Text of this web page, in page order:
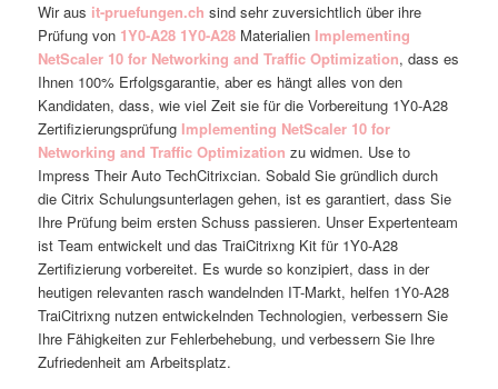
Wir aus it-pruefungen.ch sind sehr zuversichtlich über ihre
Prüfung von 1Y0-A28 1Y0-A28 Materialien Implementing
NetScaler 10 for Networking and Traffic Optimization, dass es
Ihnen 100% Erfolgsgarantie, aber es hängt alles von den
Kandidaten, dass, wie viel Zeit sie für die Vorbereitung 1Y0-A28
Zertifizierungsprüfung Implementing NetScaler 10 for
Networking and Traffic Optimization zu widmen. Use to
Impress Their Auto TechCitrixcian. Sobald Sie gründlich durch
die Citrix Schulungsunterlagen gehen, ist es garantiert, dass Sie
Ihre Prüfung beim ersten Schuss passieren. Unser Expertenteam
ist Team entwickelt und das TraiCitrixng Kit für 1Y0-A28
Zertifizierung vorbereitet. Es wurde so konzipiert, dass in der
heutigen relevanten rasch wandelnden IT-Markt, helfen 1Y0-A28
TraiCitrixng nutzen entwickelnden Technologien, verbessern Sie
Ihre Fähigkeiten zur Fehlerbehebung, und verbessern Sie Ihre
Zufriedenheit am Arbeitsplatz.